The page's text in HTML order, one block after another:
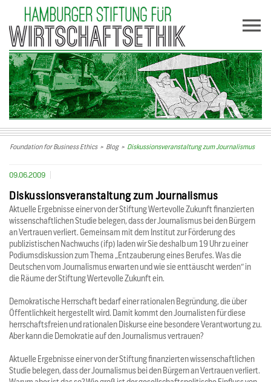
Foundation for Business Ethics> Blog> Diskussionsveranstaltung zum Journalismus
09.06.2009
Diskussionsveranstaltung zum Journalismus
Aktuelle Ergebnisse einer von der Stiftung Wertevolle Zukunft finanzierten
wissenschaftlichen Studie belegen, dass der Journalismus bei den Bürgern
an Vertrauen verliert. Gemeinsam mit dem Institut zur Förderung des
publizistischen Nachwuchs (ifp) laden wir Sie deshalb um 19 Uhr zu einer
Podiumsdiskussion zum Thema „Entzauberung eines Berufes. Was die
Deutschen vom Journalismus erwarten und wie sie enttäuscht werden“ in
die Räume der Stiftung Wertevolle Zukunft ein.
Demokratische Herrschaft bedarf einer rationalen Begründung, die über
Öffentlichkeit hergestellt wird. Damit kommt den Journalisten für diese
herrschaftsfreien und rationalen Diskurse eine besondere Verantwortung zu.
Aber kann die Demokratie auf den Journalismus vertrauen?
Aktuelle Ergebnisse einer von der Stiftung finanzierten wissenschaftlichen
Studie belegen, dass der Journalismus bei den Bürgern an Vertrauen verliert.